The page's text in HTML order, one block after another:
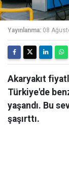
Yayınlanma: 08
Akaryakıt
Türkiye'de
yaşandı. Bu
şaşırttı.